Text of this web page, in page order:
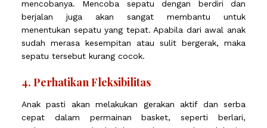
mencobanya. Mencoba sepatu dengan berdiri dan
berjalan juga akan sangat membantu untuk
menentukan sepatu yang tepat. Apabila dari awal anak
sudah merasa kesempitan atau sulit bergerak, maka
sepatu tersebut kurang cocok.
4. Perhatikan Fleksibilitas
Anak pasti akan melakukan gerakan aktif dan serba
cepat dalam permainan basket, seperti berlari,